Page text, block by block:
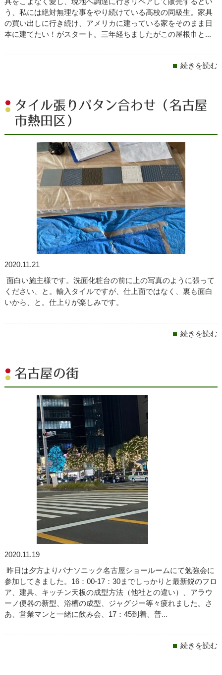
う、私には絶対無理な事をやり続けている高校の同級生。家具
の買い出しに行き続け、アメリカに建っている家をそのまま日
本に建てたい！がスタート。三年経ちましたがこの屋根巾と...
続きを読む
タイル張りパタン合わせ（名古屋
市熱田区）
2020.11.21
面白い施主様です。洗面化粧台の前に上の写真のように張って
ください、と。輸入タイルですが、仕上面ではなく、裏も面白
いから、と。仕上りが楽しみです。
続きを読む
名古屋の街
2020.11.19
昨日は夕方よりパナソニック名古屋ショールームにて勉強会に
参加してきました。16：00-17：30までしっかりと最新鋭のフロ
ア、建具、キッチン天板の成型方法（他社との違い）、アラウ
ーノ便器の新型、浴槽の成型、ジャグジー等々疲れました。さ
あ、営業マンと一緒に飲み会、17：45到着、普...
続きを読む